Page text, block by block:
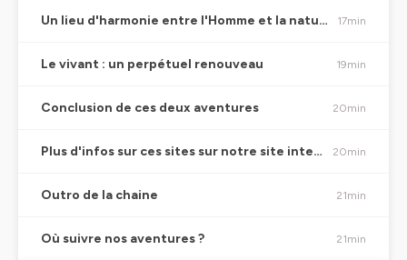
Un lieu d'harmonie entre l'Homme et la nature 17min
Le vivant : un perpétuel renouveau 19min
Conclusion de ces deux aventures 20min
Plus d'infos sur ces sites sur notre site internet 20min
Outro de la chaine 21min
Où suivre nos aventures ? 21min